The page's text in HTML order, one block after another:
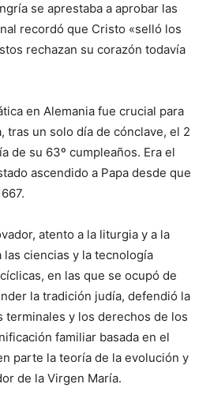
se aprestaba a aprobar las
recordó que Cristo «selló los
rechazan su corazón todavía
en Alemania fue crucial para
tras un solo día de cónclave, el 2
de su 63º cumpleaños. Era el
ascendido a Papa desde que
atento a la liturgia y a la
ciencias y la tecnología
en las que se ocupó de
la tradición judía, defendió la
terminales y los derechos de los
familiar basada en el
parte la teoría de la evolución y
de la Virgen María.